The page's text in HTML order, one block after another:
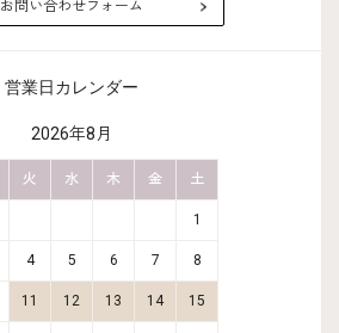
お問い合わせフォーム
営業日カレンダー
2026年8月
火 水 木 金 土
1
4 5 6 7 8
11 12 13 14 15